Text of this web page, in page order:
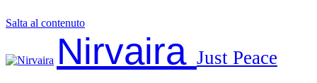
Salta al contenuto
Nirvaira Just Peace